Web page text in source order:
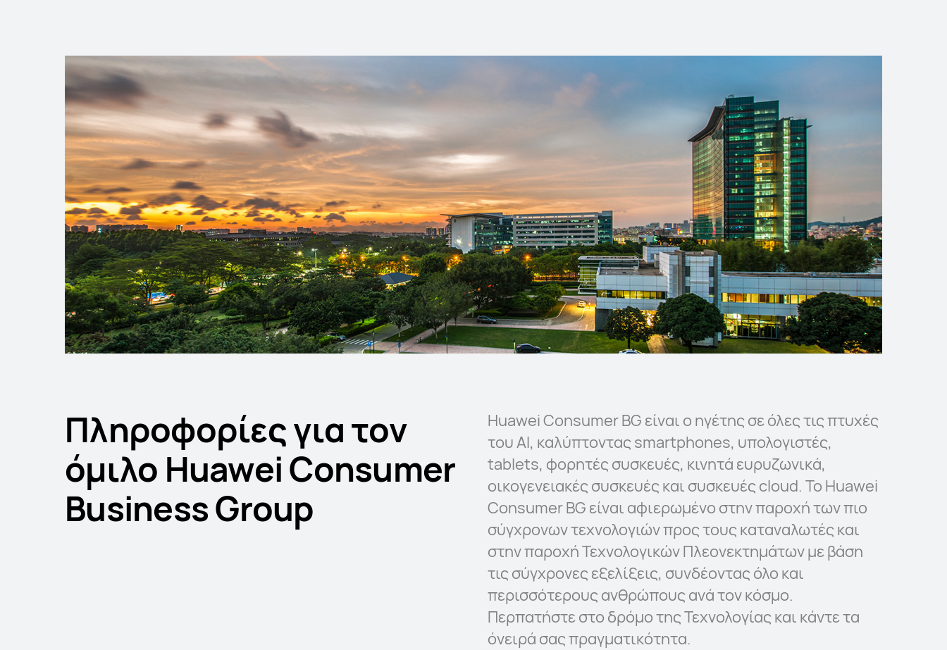
Πληροφορίες για τον
όμιλο Huawei Consumer
Business Group
Huawei Consumer BG είναι ο ηγέτης σε όλες τις πτυχές
του AI, καλύπτοντας smartphones, υπολογιστές,
tablets, φορητές συσκευές, κινητά ευρυζωνικά,
οικογενειακές συσκευές και συσκευές cloud. Το Huawei
Consumer BG είναι αφιερωμένο στην παροχή των πιο
σύγχρονων τεχνολογιών προς τους καταναλωτές και
στην παροχή Τεχνολογικών Πλεονεκτημάτων με βάση
τις σύγχρονες εξελίξεις, συνδέοντας όλο και
περισσότερους ανθρώπους ανά τον κόσμο.
Περπατήστε στο δρόμο της Τεχνολογίας και κάντε τα
όνειρά σας πραγματικότητα.